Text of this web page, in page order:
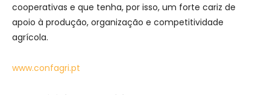
cooperativas e que tenha, por isso, um forte cariz de
apoio à produção, organização e competitividade
agrícola.
www.confagri.pt